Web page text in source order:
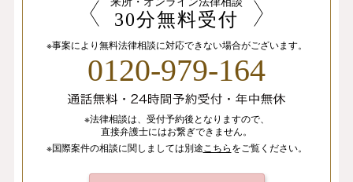
30分無料受付
※事案により無料法律相談に対応できない場合がございます。
0120-979-164
※法律相談は、 受付予約後となりますので、
直接弁護士にはお繋ぎできません。
※国際案件の相談に関しましては別途こちらをご覧ください。